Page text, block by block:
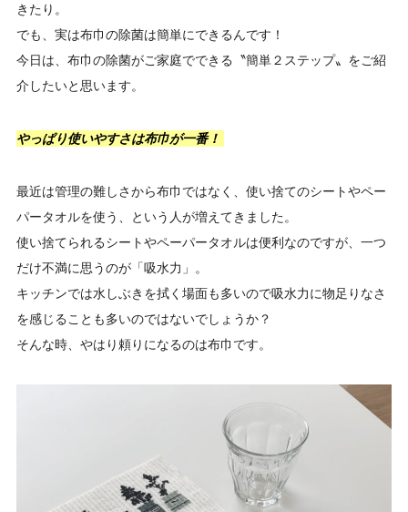
きたり。
でも、実は布巾の除菌は簡単にできるんです！
今日は、布巾の除菌がご家庭でできる〝簡単２ステップ〟をご紹
介したいと思います。
やっぱり使いやすさは布巾が一番！
最近は管理の難しさから布巾ではなく、使い捨てのシートやペー
パータオルを使う、という人が増えてきました。
使い捨てられるシートやペーパータオルは便利なのですが、一つ
だけ不満に思うのが「吸水力」。
キッチンでは水しぶきを拭く場面も多いので吸水力に物足りなさ
を感じることも多いのではないでしょうか？
そんな時、やはり頼りになるのは布巾です。